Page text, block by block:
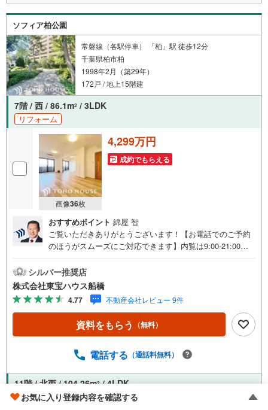
仙台市を中心に宮城県内の多数店舗で展開中！こちらでは当社の強みを大
きく2つに分けてご紹介！
1.
＜豊富な不動産知識＞
戸建・マンション・土地...と種別を問わず不動産を取り扱っております。
更に教育施設や商業施設、子育て環境や行政などの地域情報を総合し、お
客様により良い物件選びをして頂けるよう、しっかりとサポートさせて頂
きます。
2.＜経験豊富なスタッフ＞
当社では【購入】【売却】【引っ越し】【リフォーム】など住宅に関する
様々なご質問はもちろん、ご購入時に気になる住宅ローン各種税金につい
ても、誠心誠意ご説明させて頂きます。
各店舗ではキッズスペースも完備！お子様連れのご家族様で是非お越しく
営業時間:10:00～18:00（定休日火・水曜日※店舗により変動あり）
現地のご案内も可能ですので、どうぞお気軽にお問い合わせください！
ソフィア柏公園
常磐線（各駅停車） 「柏」駅 徒歩12分
千葉県柏市柏
1998年2月（築29年）
172戸 / 地上15階建
7階 / 西 / 86.1m2 / 3LDK
リフォーム
画像36枚
4,299万円
成約でもらえる
おすすめポイント 綿屋 智
ご覧いただきありがとうございます！【お電話でのご予約
のほうがスムーズにご対応できます】内覧は9:00-21:00ま
［室内・現地を見学する］をクリック（2）本日～4日以内
をご希望の方は「ご要望・ご質問欄」に希望日時をご記入
ください！《東宝ハウス船橋のこだわり》スタッフ一同、
すべてのお客様に対して、自分の家族や仲の良い友人に対
するときと同じ気持ちで接客させていただいています。お
客様ひとりひとりが理想の住宅と出会い、住宅ローンやそ
まで、お付き合いをさせていただきます。
シルバー推奨店
株式会社東宝ハウス船橋
4.77 不動産会社レビュー 9件
資料をもらう （無料）
電話する （通話料無料）
11階 / 北西 / 104.26m2/ 4LDK
リフォーム
お気に入り登録内容を確認する